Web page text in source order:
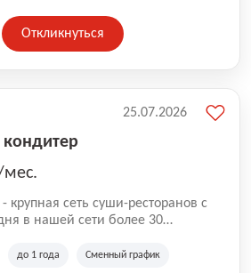
Откликнуться
мес.
крупная сеть суши-pеcторанoв с
завeдений составляет 4,9.
до 1 года Сменный график
25.07.2026